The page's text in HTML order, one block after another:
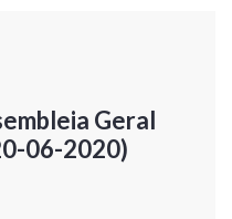
Geral
06-2020)